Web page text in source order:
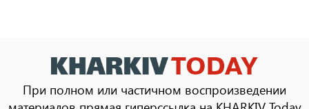
При полном или частичном воспроизведении